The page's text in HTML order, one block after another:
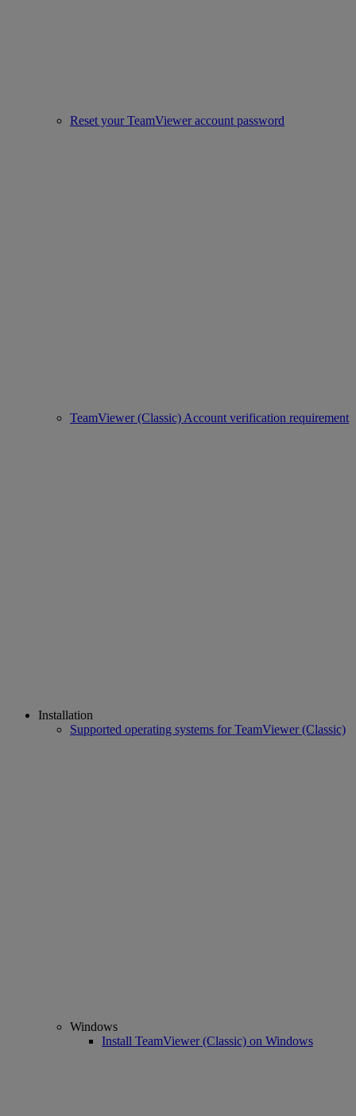
Reset your TeamViewer account password
TeamViewer (Classic) Account verification requirement
Installation
Supported operating systems for TeamViewer (Classic)
Windows
Install TeamViewer (Classic) on Windows